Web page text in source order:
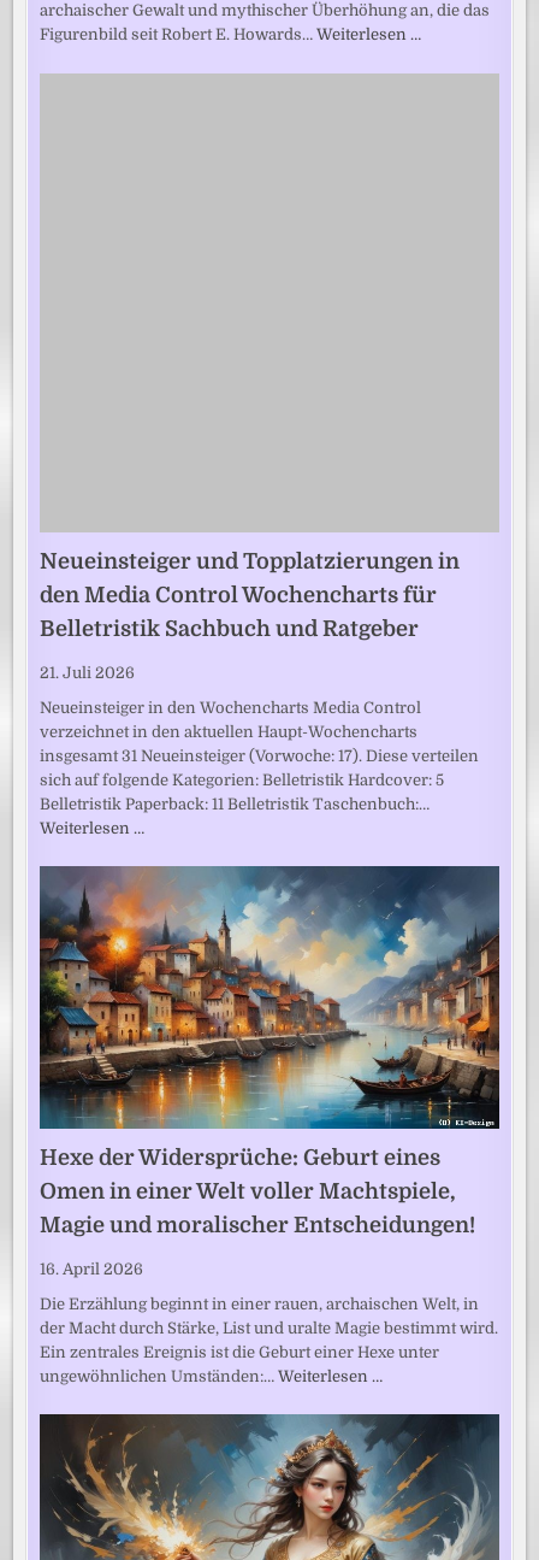
archaischer Gewalt und mythischer Überhöhung an, die das
Figurenbild seit Robert E. Howards…Weiterlesen …
Neueinsteiger und Topplatzierungen in
den Media Control Wochencharts für
Belletristik Sachbuch und Ratgeber
21. Juli 2026
Neueinsteiger in den Wochencharts Media Control
verzeichnet in den aktuellen Haupt-Wochencharts
insgesamt 31 Neueinsteiger (Vorwoche: 17). Diese verteilen
sich auf folgende Kategorien: Belletristik Hardcover: 5
Belletristik Paperback: 11 Belletristik Taschenbuch:…
Weiterlesen …
Hexe der Widersprüche: Geburt eines
Omen in einer Welt voller Machtspiele,
Magie und moralischer Entscheidungen!
16. April 2026
Die Erzählung beginnt in einer rauen, archaischen Welt, in
der Macht durch Stärke, List und uralte Magie bestimmt wird.
Ein zentrales Ereignis ist die Geburt einer Hexe unter
ungewöhnlichen Umständen:…Weiterlesen …